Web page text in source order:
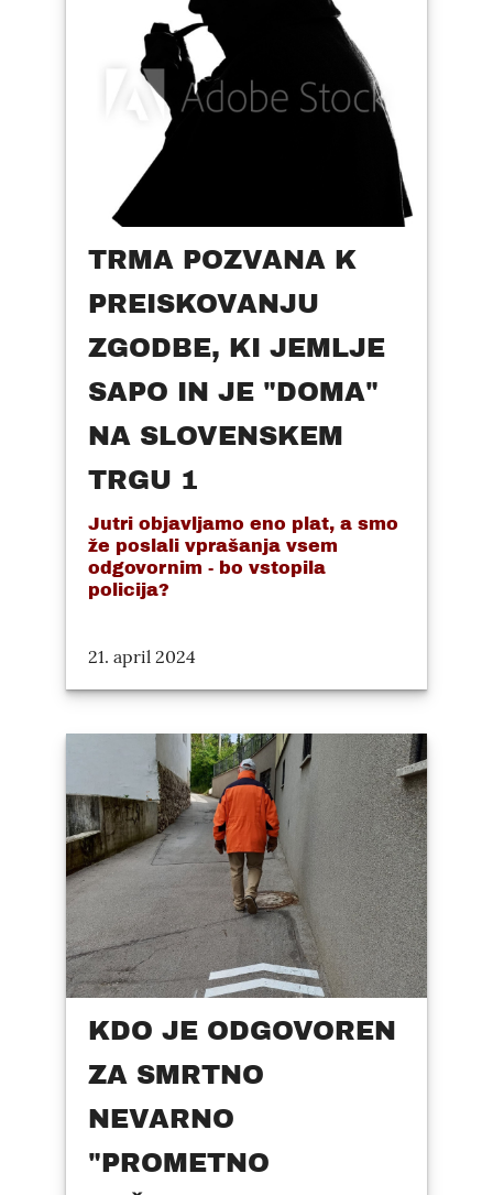
TRMA POZVANA K
PREISKOVANJU
ZGODBE, KI JEMLJE
SAPO IN JE "DOMA"
NA SLOVENSKEM
TRGU 1
Jutri objavljamo eno plat, a smo
že poslali vprašanja vsem
odgovornim - bo vstopila
policija?
21. april 2024
KDO JE ODGOVOREN
ZA SMRTNO
NEVARNO
"PROMETNO